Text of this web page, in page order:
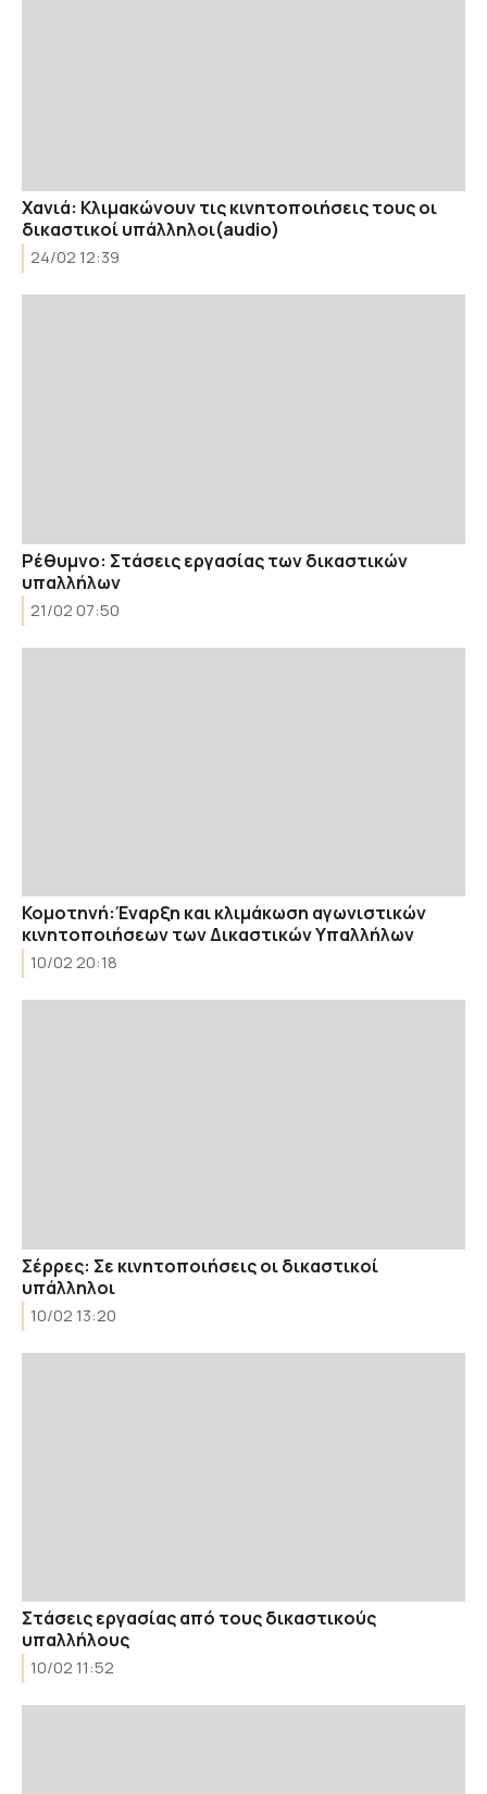
Χανιά: Κλιμακώνουν τις κινητοποιήσεις τους οι
δικαστικοί υπάλληλοι(audio)
24/02 12:39
Ρέθυμνο: Στάσεις εργασίας των δικαστικών
υπαλλήλων
21/02 07:50
Κομοτηνή:Έναρξη και κλιμάκωση αγωνιστικών
κινητοποιήσεων των Δικαστικών Υπαλλήλων
10/02 20:18
Σέρρες: Σε κινητοποιήσεις οι δικαστικοί
υπάλληλοι
10/02 13:20
Στάσεις εργασίας από τους δικαστικούς
υπαλλήλους
10/02 11:52